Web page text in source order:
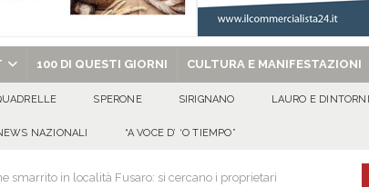
100 DI QUESTI GIORNI CULTURA E MANIFESTAZIONI
SPERONE SIRIGNANO LAURO E DINTORNI
NAZIONALI “A VOCE D’ ‘O TIEMPO”
smarrito in località Fusaro: si cercano i proprietari